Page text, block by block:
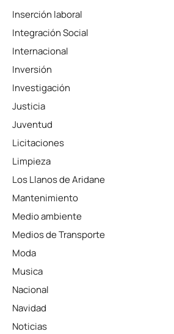
Inserción laboral
Integración Social
Internacional
Inversión
Investigación
Justicia
Juventud
Licitaciones
Limpieza
Los Llanos de Aridane
Mantenimiento
Medio ambiente
Medios de Transporte
Moda
Musica
Nacional
Navidad
Noticias